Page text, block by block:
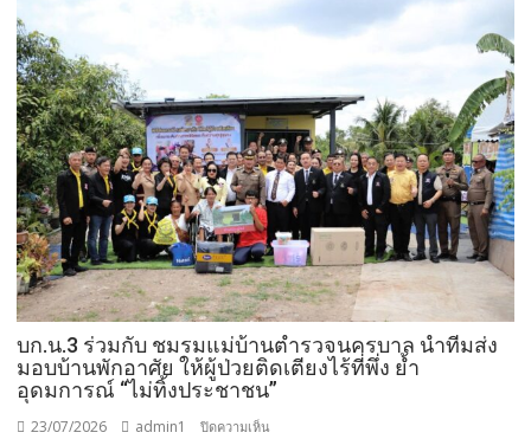
บก.น.3 ร่วมกับ ชมรมแม่บ้านตำรวจนครบาล นำทีมส่ง
มอบบ้านพักอาศัย ให้ผู้ป่วยติดเตียงไร้ที่พึ่ง ย้ำ
อุดมการณ์ “ไม่ทิ้งประชาชน”
23/07/2026 admin1 ปิดความเห็น